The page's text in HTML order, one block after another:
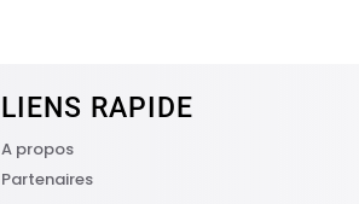
LIENS RAPIDE
A propos
Partenaires